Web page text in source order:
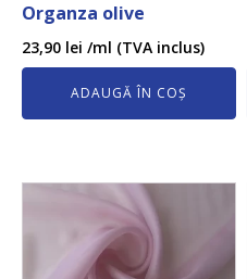
Organza olive
23,90 lei /ml (TVA inclus)
ADAUGĂ ÎN COȘ